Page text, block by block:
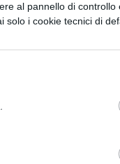
al pannello di controllo
solo i cookie tecnici di
della dimora
di
tutti gli